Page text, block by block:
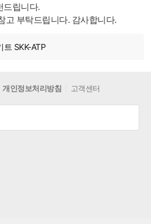
드립니다.
고 부탁드립니다. 감사합니다.
SKK-ATP
개인정보처리방침 고객센터